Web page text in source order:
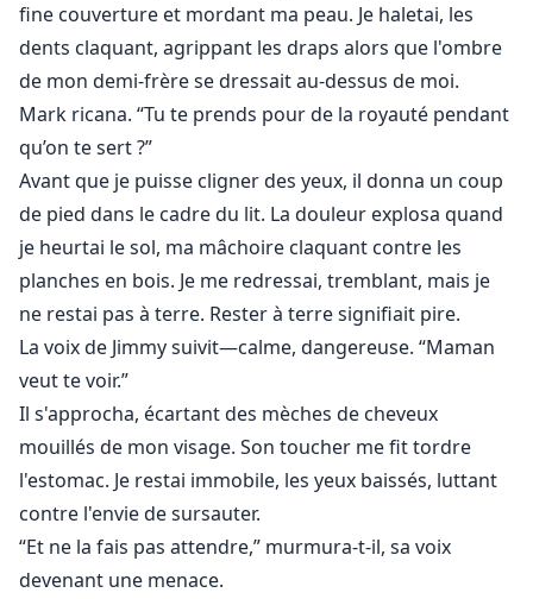
fine couverture et mordant ma peau. Je haletai, les
dents claquant, agrippant les draps alors que l'ombre
de mon demi-frère se dressait au-dessus de moi.
Mark ricana. “Tu te prends pour de la royauté pendant
qu’on te sert ?”
Avant que je puisse cligner des yeux, il donna un coup
de pied dans le cadre du lit. La douleur explosa quand
je heurtai le sol, ma mâchoire claquant contre les
planches en bois. Je me redressai, tremblant, mais je
ne restai pas à terre. Rester à terre signifiait pire.
La voix de Jimmy suivit—calme, dangereuse. “Maman
veut te voir.”
Il s'approcha, écartant des mèches de cheveux
mouillés de mon visage. Son toucher me fit tordre
l'estomac. Je restai immobile, les yeux baissés, luttant
contre l'envie de sursauter.
“Et ne la fais pas attendre,” murmura-t-il, sa voix
devenant une menace.